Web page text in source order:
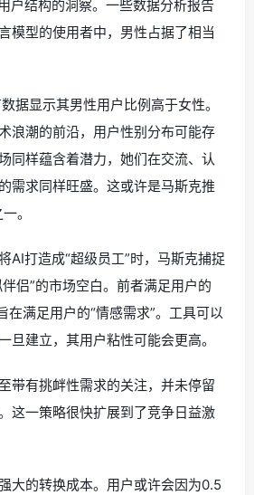
户结构的洞察。一些数据分析报告
模型的使用者中，男性占据了相当
据显示其男性用户比例高于女性。
浪潮的前沿，用户性别分布可能存
同样蕴含着潜力，她们在交流、认
需求同样旺盛。这或许是马斯克推
。
AI打造成“超级员工”时，马斯克捕捉
侣”的市场空白。前者满足用户的
在满足用户的“情感需求”。工具可以
旦建立，其用户粘性可能会更高。
带有挑衅性需求的关注，并未停留
这一策略很快扩展到了竞争日益激
大的转换成本。用户或许会因为0.5